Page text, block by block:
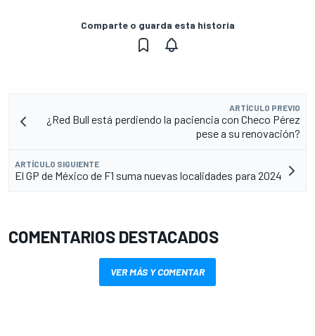
Comparte o guarda esta historia
ARTÍCULO PREVIO
¿Red Bull está perdiendo la paciencia con Checo Pérez
pese a su renovación?
ARTÍCULO SIGUIENTE
El GP de México de F1 suma nuevas localidades para 2024
COMENTARIOS DESTACADOS
VER MÁS Y COMENTAR